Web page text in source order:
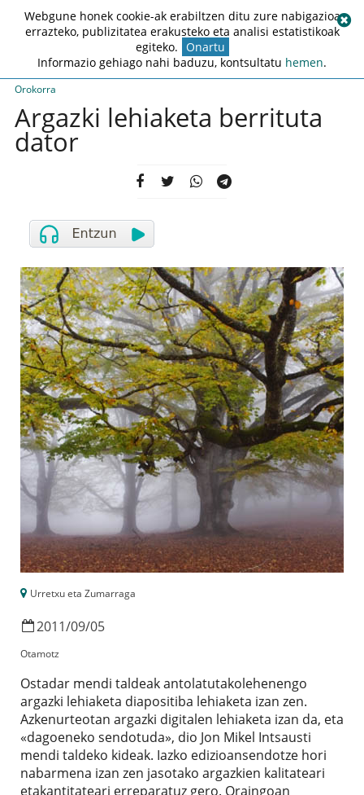
Orokorra
Argazki lehiaketa berrituta
dator
Urretxu eta Zumarraga
2011/09/05
Otamotz
Ostadar mendi taldeak antolatutakolehenengo
argazki lehiaketa diapositiba lehiaketa izan zen.
Azkenurteotan argazki digitalen lehiaketa izan da, eta
«dagoeneko sendotuda», dio Jon Mikel Intsausti
mendi taldeko kideak. Iazko edizioansendotze hori
nabarmena izan zen jasotako argazkien kalitateari
etakantitateari erreparatuz gero. Oraingoan
Webgune honek cookie-ak erabiltzen ditu zure nabigazioa
errazteko, publizitatea erakusteko eta analisi estatistikoak
egiteko. Onartu
Informazio gehiago nahi baduzu, kontsultatu hemen.